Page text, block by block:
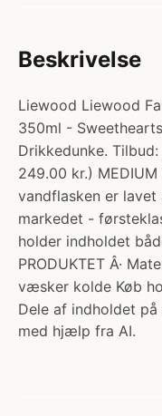
Beskrivelse
Liewood Liewood
350ml -
Drikkedunke.
249.00 kr.) MEDIUM
vandflasken er
markedet -
holder indholdet
PRODUKTET Â·
væsker kolde Køb
Dele af indholdet
med hjælp fra AI.